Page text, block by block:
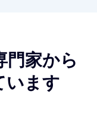
門家から
います